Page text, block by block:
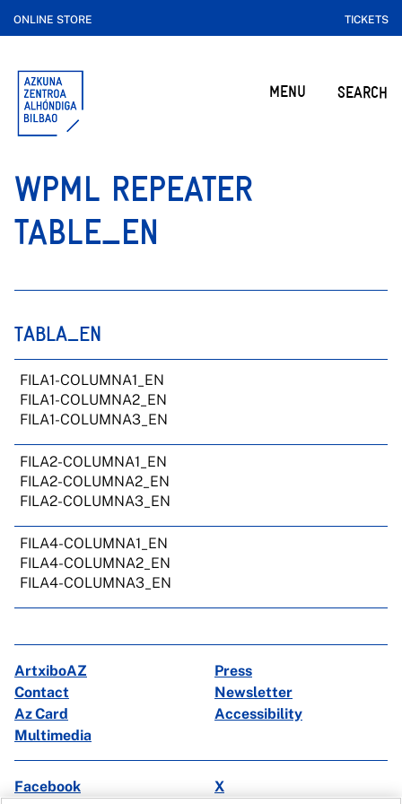
ONLINE STORE TICKETS
MENU SEARCH
WPML REPEATER
TABLE_EN
TABLA_EN
FILA1-COLUMNA1_EN
FILA1-COLUMNA2_EN
FILA1-COLUMNA3_EN
FILA2-COLUMNA1_EN
FILA2-COLUMNA2_EN
FILA2-COLUMNA3_EN
FILA4-COLUMNA1_EN
FILA4-COLUMNA2_EN
FILA4-COLUMNA3_EN
ArtxiboAZ
Press
Contact
Newsletter
Az Card
Accessibility
Multimedia
Facebook
X